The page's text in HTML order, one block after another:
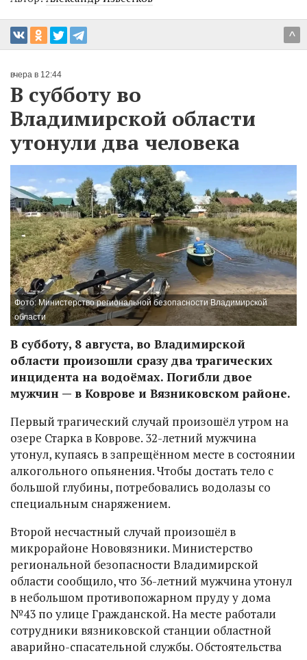
^
вчера в 12:44
В субботу во
Владимирской области
утонули два человека
Фото: Министерство региональной безопасности Владимирской
области
В субботу, 8 августа, во Владимирской
области произошли сразу два трагических
инцидента на водоёмах. Погибли двое
мужчин — в Коврове и Вязниковском районе.
Первый трагический случай произошёл утром на
озере Старка в Коврове. 32-летний мужчина
утонул, купаясь в запрещённом месте в состоянии
алкогольного опьянения. Чтобы достать тело с
большой глубины, потребовались водолазы со
специальным снаряжением.
Второй несчастный случай произошёл в
микрорайоне Нововязники. Министерство
региональной безопасности Владимирской
области сообщило, что 36-летний мужчина утонул
в небольшом противопожарном пруду у дома
№43 по улице Гражданской. На месте работали
сотрудники вязниковской станции областной
аварийно-спасательной службы. Обстоятельства